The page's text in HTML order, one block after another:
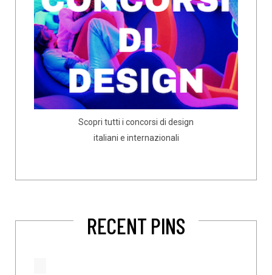
Scopri tutti i concorsi di design
italiani e internazionali
RECENT PINS